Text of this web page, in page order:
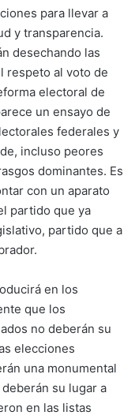
para llevar a
y transparencia.
desechando las
respeto al voto de
electoral de
un ensayo de
federales y
incluso peores
dominantes. Es
con un aparato
partido que ya
partido que a
en los
que los
no deberán su
elecciones
una monumental
su lugar a
en las listas